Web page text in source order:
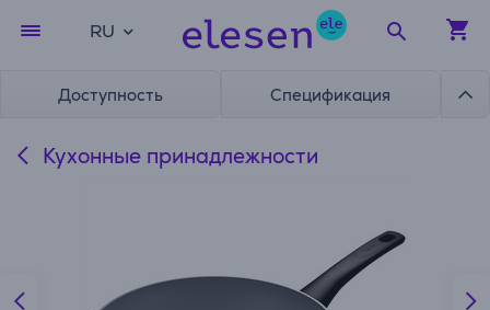
RU
Доступность Спецификация
Кухонные принадлежности